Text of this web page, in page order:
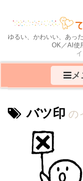
ゆるい、かわいい、あっ
OK／AI使
メ
バツ印